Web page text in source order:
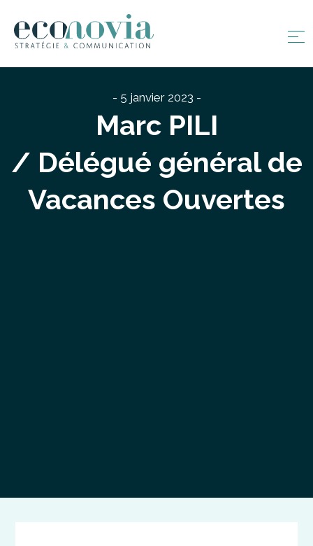
- 5 janvier 2023 -
Marc PILI
/ Délégué général de
Vacances Ouvertes